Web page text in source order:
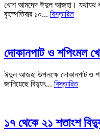
খোশ আমদেদ ঈদুল আজহা। যথাযথ
বৃহস্পতিবার ১০... বিস্তারিত
দোকানপাট ও শপিংমল
ঈদুল আজহা উপলক্ষে দোকানপাট ও
জানিয়েছে বিদ্যুৎ... বিস্তারিত
১৭ থেকে ২১ শতাংশ